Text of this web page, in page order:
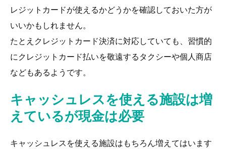
レジットカードが使えるかどうかを確認しておいた方が
いいかもしれません。
たとえクレジットカード決済に対応していても、習慣的
にクレジットカード払いを敬遠するタクシーや個人商店
などもあるようです。
キャッシュレスを使える施設は増
えているが現金は必要
キャッシュレスを使える施設はもちろん増えてはいます